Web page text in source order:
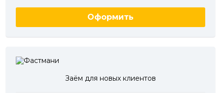
Оформить
Заём для новых клиентов